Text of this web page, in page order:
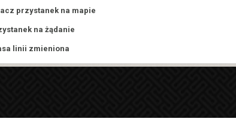
przystanek na mapie
na żądanie
linii zmieniona